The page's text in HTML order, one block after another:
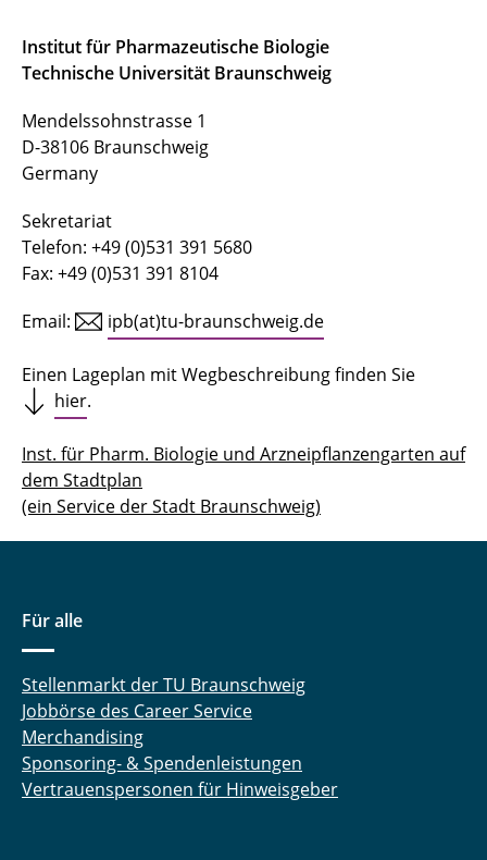
Institut für Pharmazeutische Biologie
Technische Universität Braunschweig
Mendelssohnstrasse 1
D-38106 Braunschweig
Germany
Sekretariat
Telefon: +49 (0)531 391 5680
Fax: +49 (0)531 391 8104
Email:
ipb(at)tu-braunschweig.de
Einen Lageplan mit Wegbeschreibung finden Sie
hier.
Inst. für Pharm. Biologie und Arzneipflanzengarten auf
dem Stadtplan
(ein Service der Stadt Braunschweig)
Für alle
Stellenmarkt der TU Braunschweig
Jobbörse des Career Service
Merchandising
Sponsoring- & Spendenleistungen
Vertrauenspersonen für Hinweisgeber